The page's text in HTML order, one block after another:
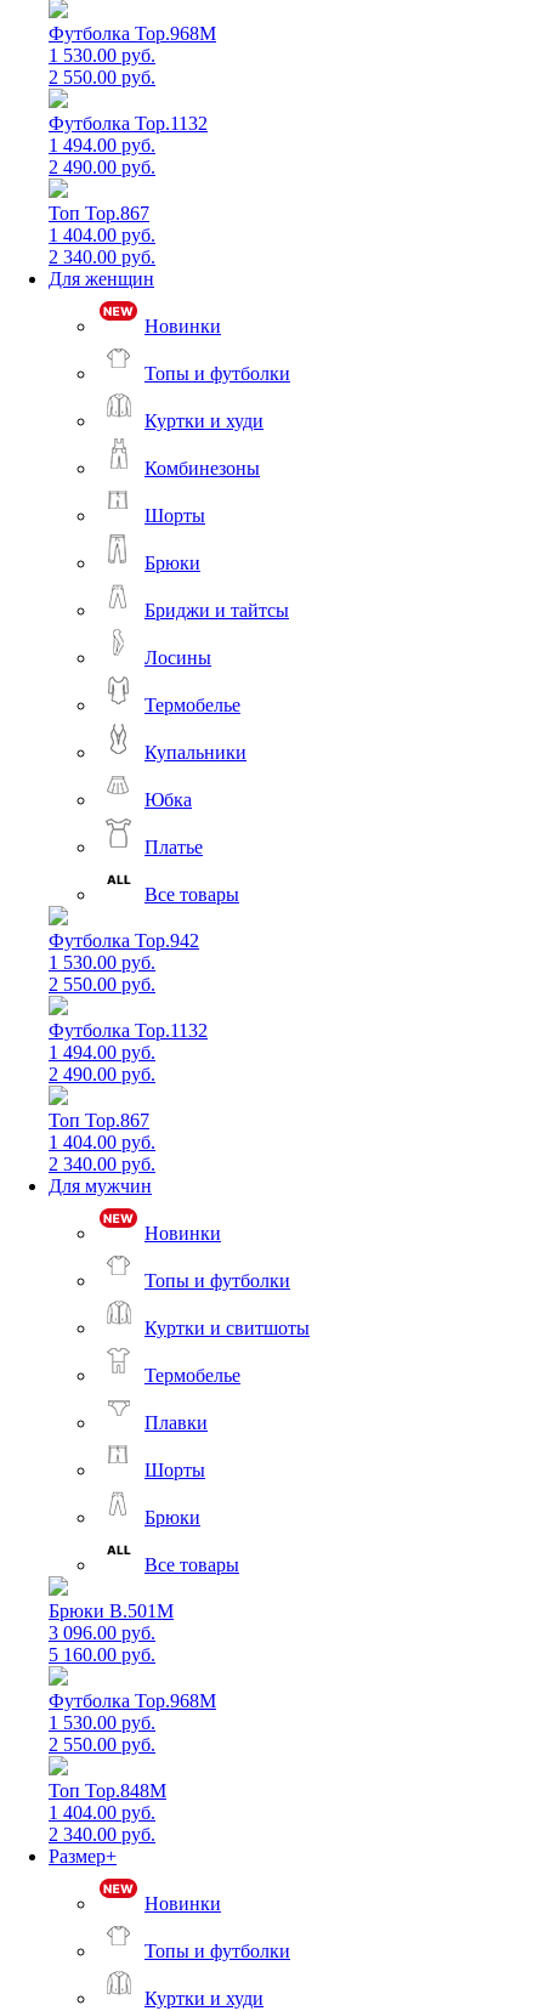
Футболка Top.968M
1 530.00 руб.
2 550.00 руб.
Футболка Top.1132
1 494.00 руб.
2 490.00 руб.
Топ Top.867
1 404.00 руб.
2 340.00 руб.
Для женщин
Новинки
Топы и футболки
Куртки и худи
Комбинезоны
Шорты
Брюки
Бриджи и тайтсы
Лосины
Термобелье
Купальники
Юбка
Платье
Все товары
Футболка Top.942
1 530.00 руб.
2 550.00 руб.
Футболка Top.1132
1 494.00 руб.
2 490.00 руб.
Топ Top.867
1 404.00 руб.
2 340.00 руб.
Для мужчин
Новинки
Топы и футболки
Куртки и свитшоты
Термобелье
Плавки
Шорты
Брюки
Все товары
Брюки B.501M
3 096.00 руб.
5 160.00 руб.
Футболка Top.968M
1 530.00 руб.
2 550.00 руб.
Топ Top.848M
1 404.00 руб.
2 340.00 руб.
Размер+
Новинки
Топы и футболки
Куртки и худи